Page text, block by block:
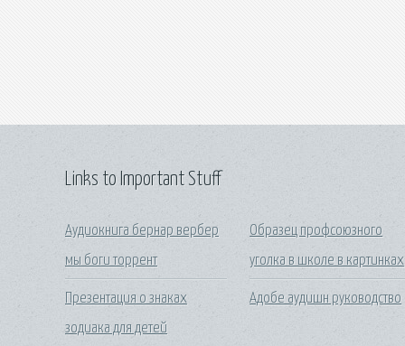
Links to Important Stuff
Аудиокнига бернар вербер
мы боги торрент
Презентация о знаках
зодиака для детей
Образец профсоюзного
уголка в школе в картинках
Адобе аудишн руководство